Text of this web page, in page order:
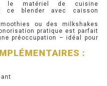
VITRÉE
le matériel de cuisine
ce blender avec caisson
ou des milkshakes
pratique est parfait
préoccupation – idéal pour
: